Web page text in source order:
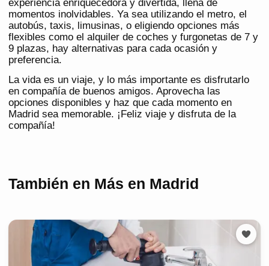
experiencia enriquecedora y divertida, llena de
momentos inolvidables. Ya sea utilizando el metro, el
autobús, taxis, limusinas, o eligiendo opciones más
flexibles como el alquiler de coches y furgonetas de 7 y
9 plazas, hay alternativas para cada ocasión y
preferencia.
La vida es un viaje, y lo más importante es disfrutarlo
en compañía de buenos amigos. Aprovecha las
opciones disponibles y haz que cada momento en
Madrid sea memorable. ¡Feliz viaje y disfruta de la
compañía!
También en Más en Madrid